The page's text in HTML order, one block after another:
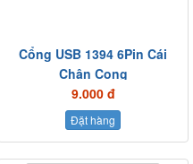
Cổng USB 1394 6Pin Cái
Chân Cong
9.000 đ
Đặt hàng